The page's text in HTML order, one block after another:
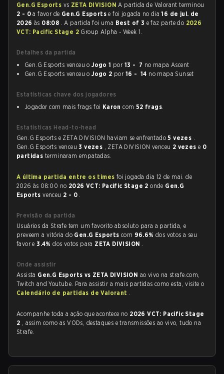
Gen.G Esports vs ZETA DIVISIONA partida de Valorant terminou
2 - 0 a favor de Gen.G Esportse foi jogada no dia16 de jul. de
2026 às 08:08 . A partida foi uma Best of 3 e faz parte do 2026
VCT: Pacific Stage 2 Group Alpha - Week 1.
Detalhes da partida
Gen.G Esports venceu oJogo 1 por 13 - 7 no mapa Ascent
Gen.G Esports venceu oJogo 2 por 16 - 14 no mapa Sunset
Estatísticas chave dos jogadores
Jogador com mais frags foi Karon com 52 frags.
Estatísticas Head-to-head
Gen.G Esports e ZETA DIVISION haviam se enfrentado5 vezes .
Gen.G Esports venceu3 vezes , ZETA DIVISION venceu 2 vezese 0
partidas terminaram empatadas.
A última partida entre os times foi jogada dia 12 de mai. de
2026 às 08:00 no 2026 VCT: Pacific Stage 2onde Gen.G
Esportsvenceu 2 - 0 .
Previsão da partida
Usuários da Strafe tem um favorito absoluto para a partida, e
preveem a vitória do Gen.G Esportscom 96.6%dos votos a seu
favor e3.4%dos votos para ZETA DIVISION .
Onde assistir
Assista Gen.G Esports vs ZETA DIVISION ao vivo na strafe.com,
Twitch and Youtube. Para assistir a mais partidas como esta, visite o
Calendário de partidas de Valorant .
Acompanhe toda a ação que acontece no 2026 VCT: Pacific Stage
2 , assim como as VODs, destaques e transmissões ao vivo, tudo na
Strafe.